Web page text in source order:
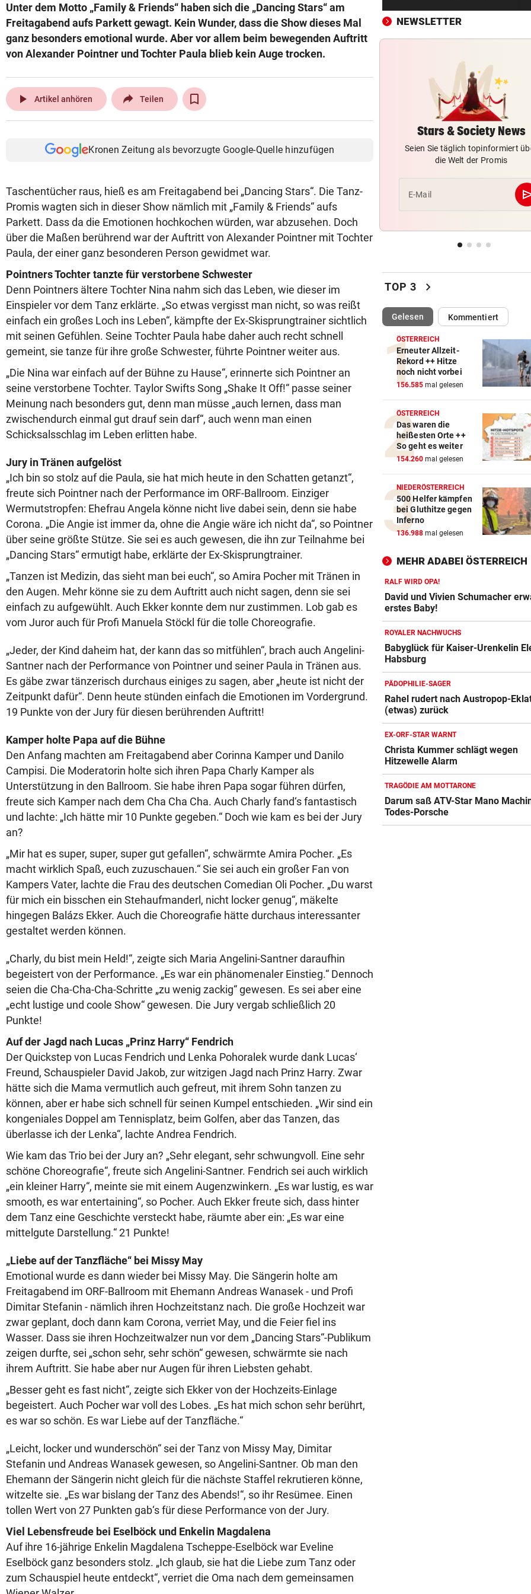
Unter dem Motto „Family & Friends“ haben sich die „Dancing Stars“ am
Freitagabend aufs Parkett gewagt. Kein Wunder, dass die Show dieses Mal
ganz besonders emotional wurde. Aber vor allem beim bewegenden Auftritt
von Alexander Pointner und Tochter Paula blieb kein Auge trocken.
play_arrow Artikel anhören Teilen
Kronen Zeitung als bevorzugte Google-Quelle hinzufügen
Taschentücher raus, hieß es am Freitagabend bei „Dancing Stars“. Die Tanz-
Promis wagten sich in dieser Show nämlich mit „Family & Friends“ aufs
Parkett. Dass da die Emotionen hochkochen würden, war abzusehen. Doch
über die Maßen berührend war der Auftritt von Alexander Pointner mit Tochter
Paula, der einer ganz besonderen Person gewidmet war.
Pointners Tochter tanzte für verstorbene Schwester
Denn Pointners ältere Tochter Nina nahm sich das Leben, wie dieser im
Einspieler vor dem Tanz erklärte. „So etwas vergisst man nicht, so was reißt
einfach ein großes Loch ins Leben“, kämpfte der Ex-Skisprungtrainer sichtlich
mit seinen Gefühlen. Seine Tochter Paula habe daher auch recht schnell
gemeint, sie tanze für ihre große Schwester, führte Pointner weiter aus.
„Die Nina war einfach auf der Bühne zu Hause“, erinnerte sich Pointner an
seine verstorbene Tochter. Taylor Swifts Song „Shake It Off!“ passe seiner
Meinung nach besonders gut, denn man müsse „auch lernen, dass man
zwischendurch einmal gut drauf sein darf“, auch wenn man einen
Schicksalsschlag im Leben erlitten habe.
Jury in Tränen aufgelöst
„Ich bin so stolz auf die Paula, sie hat mich heute in den Schatten getanzt“,
freute sich Pointner nach der Performance im ORF-Ballroom. Einziger
Wermutstropfen: Ehefrau Angela könne nicht live dabei sein, denn sie habe
Corona. „Die Angie ist immer da, ohne die Angie wäre ich nicht da“, so Pointner
über seine größte Stütze. Sie sei es auch gewesen, die ihn zur Teilnahme bei
„Dancing Stars“ ermutigt habe, erklärte der Ex-Skisprungtrainer.
„Tanzen ist Medizin, das sieht man bei euch“, so Amira Pocher mit Tränen in
den Augen. Mehr könne sie zu dem Auftritt auch nicht sagen, denn sie sei
einfach zu aufgewühlt. Auch Ekker konnte dem nur zustimmen. Lob gab es
vom Juror auch für Profi Manuela Stöckl für die tolle Choreografie.
„Jeder, der Kind daheim hat, der kann das so mitfühlen“, brach auch Angelini-
Santner nach der Performance von Pointner und seiner Paula in Tränen aus.
Es gäbe zwar tänzerisch durchaus einiges zu sagen, aber „heute ist nicht der
Zeitpunkt dafür“. Denn heute stünden einfach die Emotionen im Vordergrund.
19 Punkte von der Jury für diesen berührenden Auftritt!
Kamper holte Papa auf die Bühne
Den Anfang machten am Freitagabend aber Corinna Kamper und Danilo
Campisi. Die Moderatorin holte sich ihren Papa Charly Kamper als
Unterstützung in den Ballroom. Sie habe ihren Papa sogar führen dürfen,
freute sich Kamper nach dem Cha Cha Cha. Auch Charly fand‘s fantastisch
und lachte: „Ich hätte mir 10 Punkte gegeben.“ Doch wie kam es bei der Jury
an?
„Mir hat es super, super, super gut gefallen“, schwärmte Amira Pocher. „Es
macht wirklich Spaß, euch zuzuschauen.“ Sie sei auch ein großer Fan von
Kampers Vater, lachte die Frau des deutschen Comedian Oli Pocher. „Du warst
für mich ein bisschen ein Stehaufmanderl, nicht locker genug“, mäkelte
hingegen Balázs Ekker. Auch die Choreografie hätte durchaus interessanter
gestaltet werden können.
„Charly, du bist mein Held!“, zeigte sich Maria Angelini-Santner daraufhin
begeistert von der Performance. „Es war ein phänomenaler Einstieg.“ Dennoch
seien die Cha-Cha-Cha-Schritte „zu wenig zackig“ gewesen. Es sei aber eine
„echt lustige und coole Show“ gewesen. Die Jury vergab schließlich 20
Punkte!
Auf der Jagd nach Lucas „Prinz Harry“ Fendrich
Der Quickstep von Lucas Fendrich und Lenka Pohoralek wurde dank Lucas‘
Freund, Schauspieler David Jakob, zur witzigen Jagd nach Prinz Harry. Zwar
hätte sich die Mama vermutlich auch gefreut, mit ihrem Sohn tanzen zu
können, aber er habe sich schnell für seinen Kumpel entschieden. „Wir sind ein
kongeniales Doppel am Tennisplatz, beim Golfen, aber das Tanzen, das
überlasse ich der Lenka“, lachte Andrea Fendrich.
Wie kam das Trio bei der Jury an? „Sehr elegant, sehr schwungvoll. Eine sehr
schöne Choreografie“, freute sich Angelini-Santner. Fendrich sei auch wirklich
„ein kleiner Harry“, meinte sie mit einem Augenzwinkern. „Es war lustig, es war
smooth, es war entertaining“, so Pocher. Auch Ekker freute sich, dass hinter
dem Tanz eine Geschichte versteckt habe, räumte aber ein: „Es war eine
mittelgute Darstellung.“ 21 Punkte!
„Liebe auf der Tanzfläche“ bei Missy May
Emotional wurde es dann wieder bei Missy May. Die Sängerin holte am
Freitagabend im ORF-Ballroom mit Ehemann Andreas Wanasek - und Profi
Dimitar Stefanin - nämlich ihren Hochzeitstanz nach. Die große Hochzeit war
zwar geplant, doch dann kam Corona, verriet May, und die Feier fiel ins
Wasser. Dass sie ihren Hochzeitwalzer nun vor dem „Dancing Stars“-Publikum
zeigen durfte, sei „schon sehr, sehr schön“ gewesen, schwärmte sie nach
ihrem Auftritt. Sie habe aber nur Augen für ihren Liebsten gehabt.
„Besser geht es fast nicht“, zeigte sich Ekker von der Hochzeits-Einlage
begeistert. Auch Pocher war voll des Lobes. „Es hat mich schon sehr berührt,
es war so schön. Es war Liebe auf der Tanzfläche.“
„Leicht, locker und wunderschön“ sei der Tanz von Missy May, Dimitar
Stefanin und Andreas Wanasek gewesen, so Angelini-Santner. Ob man den
Ehemann der Sängerin nicht gleich für die nächste Staffel rekrutieren könne,
witzelte sie. „Es war bislang der Tanz des Abends!“, so ihr Resümee. Einen
tollen Wert von 27 Punkten gab‘s für diese Performance von der Jury.
Viel Lebensfreude bei Eselböck und Enkelin Magdalena
Auf ihre 16-jährige Enkelin Magdalena Tscheppe-Eselböck war Eveline
Eselböck ganz besonders stolz. „Ich glaub, sie hat die Liebe zum Tanz oder
zum Schauspiel heute entdeckt“, verriet die Oma nach dem gemeinsamen
„Auf das Foto bin ich stolz –
die Gelbe auch“
Cobra stürmt Dorotheum,
verschwunden
TROTZ FIFA-RÜCKZIEHER
Knallhart! UEFA droht schon
wieder mit WM-Boykott
WIENS KULTURSTADTRÄTIN
Bürgermeister gesungen“
2. LIGA vor
Wie Infantino jetzt in den
Angriffsmodus schaltet
LEIPZIGS SEIWALD
„Er ist wie der Liebling aller
Schwiegermütter!“
NHL-ASS HAUTNAH vor
Marco Kasper: „Brenne fürs
Eishockey wie mit 16!“
NÄCHSTER FINNE KOMMT vor
Pioneers werden immer
den „Pioneerit“
SEIDL UND CO. BESTÜRZT
Todesdrama um Fan! Rapid
im Trauerflor
IM WAGEN EINGEKLEMMT vor
Autolenker starb nach
mit Linienbus
TAUZIEHEN UM BEAMTE vor
„Müssen Personalnot bei
in Wien ausbaden!“
HANDYS UND DROGEN vor
Justizmitarbeiterin als
Schmugglerin aus Liebe?
NEWSLETTER
Stars & Society News
Seien Sie täglich topinformiert
die Welt der Promis
E-Mail
TOP 3 chevron_right
Gelesen(ausgewählt)Kommentiert
ÖSTERREICH
Erneuter Allzeit-
Rekord ++ Hitze
noch nicht vorbei
156.585 mal gelesen
ÖSTERREICH
Das waren die
heißesten Orte ++
So geht es weiter
154.260 mal gelesen
NIEDERÖSTERREICH
500 Helfer kämpfen
bei Gluthitze gegen
Inferno
136.988 mal gelesen
MEHR ADABEI ÖSTERREICH
RALF WIRD OPA!
David und Vivien Schumacher
erstes Baby!
ROYALER NACHWUCHS
Babyglück für Kaiser-Urenkelin
Habsburg
PÄDOPHILIE-SAGER
Rahel rudert nach Austropop-
(etwas) zurück
EX-ORF-STAR WARNT
Christa Kummer schlägt wegen
Hitzewelle Alarm
TRAGÖDIE AM MOTTARONE
Darum saß ATV-Star Mano
Todes-Porsche